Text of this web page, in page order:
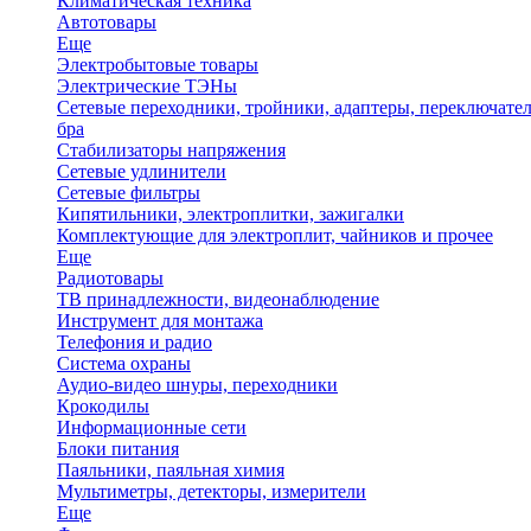
Автотовары
Еще
Электробытовые товары
Электрические ТЭНы
Сетевые переходники, тройники, адаптеры,
бра
Стабилизаторы напряжения
Сетевые удлинители
Сетевые фильтры
Кипятильники, электроплитки, зажигалки
Комплектующие для электроплит, чайников и прочее
Еще
Радиотовары
ТВ принадлежности, видеонаблюдение
Инструмент для монтажа
Телефония и радио
Система охраны
Аудио-видео шнуры, переходники
Крокодилы
Информационные сети
Блоки питания
Паяльники, паяльная химия
Мультиметры, детекторы, измерители
Еще